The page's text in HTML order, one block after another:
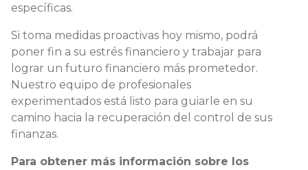
específicas.
Si toma medidas proactivas hoy mismo, podrá
poner fin a su estrés financiero y trabajar para
lograr un futuro financiero más prometedor.
Nuestro equipo de profesionales
experimentados está listo para guiarle en su
camino hacia la recuperación del control de sus
finanzas.
Para obtener más información sobre los